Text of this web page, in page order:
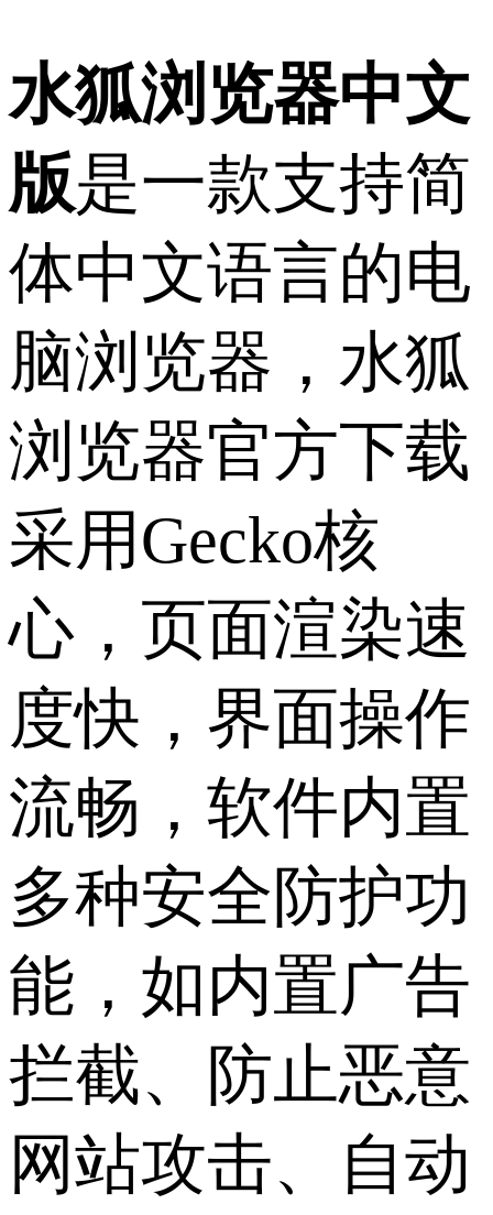
水狐浏览器中文
版是一款支持简
体中文语言的电
脑浏览器，水狐
浏览器官方下载
采用Gecko核
心，页面渲染速
度快，界面操作
流畅，软件内置
多种安全防护功
能，如内置广告
拦截、防止恶意
网站攻击、自动